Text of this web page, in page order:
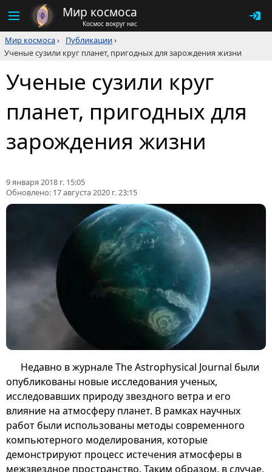
Мир космоса
Космос вокруг нас
Мир космоса› Публикации›
Ученые сузили круг планет, пригодных для зарождения жизни
Ученые сузили круг
планет, пригодных для
зарождения жизни
9 января 2018 г. 15:05
Обновлено: 17 августа 2020 г. 23:15
Недавно в журнале The Astrophysical Journal были
опубликованы новые исследования ученых,
исследовавших природу звездного ветра и его
влияние на атмосферу планет. В рамках научных
работ были использованы методы современного
компьютерного моделирования, которые
демонстрируют процесс истечения атмосферы в
межзвездное пространство. Таким образом, в случае,